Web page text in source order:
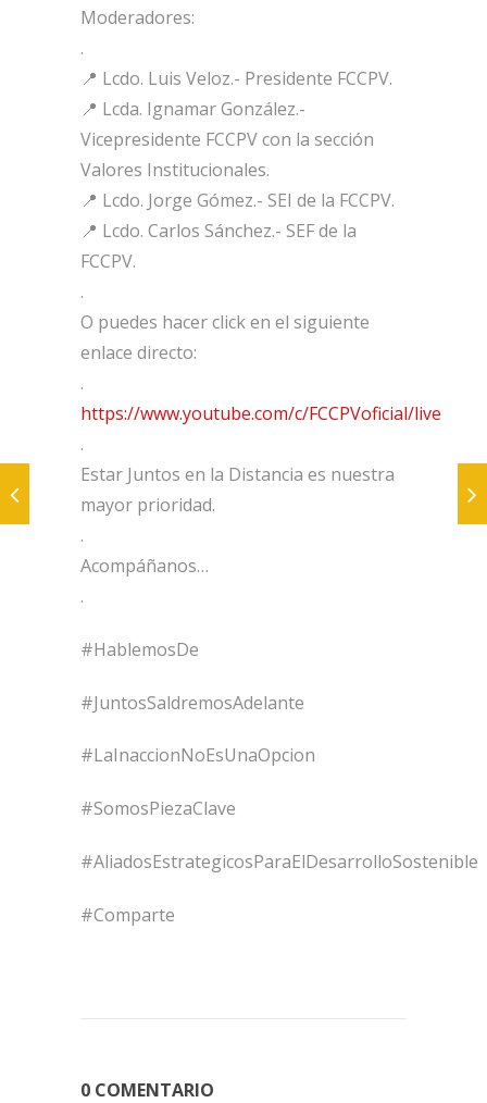
Moderadores:
.
📍 Lcdo. Luis Veloz.- Presidente FCCPV.
📍 Lcda. Ignamar González.-
Vicepresidente FCCPV con la sección
Valores Institucionales.
📍 Lcdo. Jorge Gómez.- SEI de la FCCPV.
📍 Lcdo. Carlos Sánchez.- SEF de la
FCCPV.
.
O puedes hacer click en el siguiente
enlace directo:
.
https://www.youtube.com/c/FCCPVoficial/live
.
Estar Juntos en la Distancia es nuestra
mayor prioridad.
.
Acompáñanos…
.
#HablemosDe
#JuntosSaldremosAdelante
#LaInaccionNoEsUnaOpcion
#SomosPiezaClave
#AliadosEstrategicosParaElDesarrolloSostenible
#Comparte
0 COMENTARIO